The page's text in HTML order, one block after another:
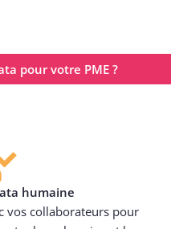
pour votre PME ?
humaine
vos collaborateurs pour